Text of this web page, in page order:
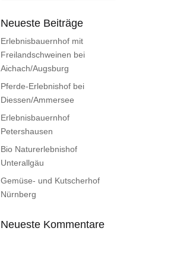
Neueste Beiträge
Erlebnisbauernhof mit
Freilandschweinen bei
Aichach/Augsburg
Pferde-Erlebnishof bei
Diessen/Ammersee
Erlebnisbauernhof
Petershausen
Bio Naturerlebnishof
Unterallgäu
Gemüse- und Kutscherhof
Nürnberg
Neueste Kommentare